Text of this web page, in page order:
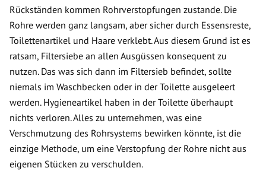
Rückständen kommen Rohrverstopfungen zustande. Die
Rohre werden ganz langsam, aber sicher durch Essensreste,
Toilettenartikel und Haare verklebt. Aus diesem Grund ist es
ratsam, Filtersiebe an allen Ausgüssen konsequent zu
nutzen. Das was sich dann im Filtersieb befindet, sollte
niemals im Waschbecken oder in der Toilette ausgeleert
werden. Hygieneartikel haben in der Toilette überhaupt
nichts verloren. Alles zu unternehmen, was eine
Verschmutzung des Rohrsystems bewirken könnte, ist die
einzige Methode, um eine Verstopfung der Rohre nicht aus
eigenen Stücken zu verschulden.